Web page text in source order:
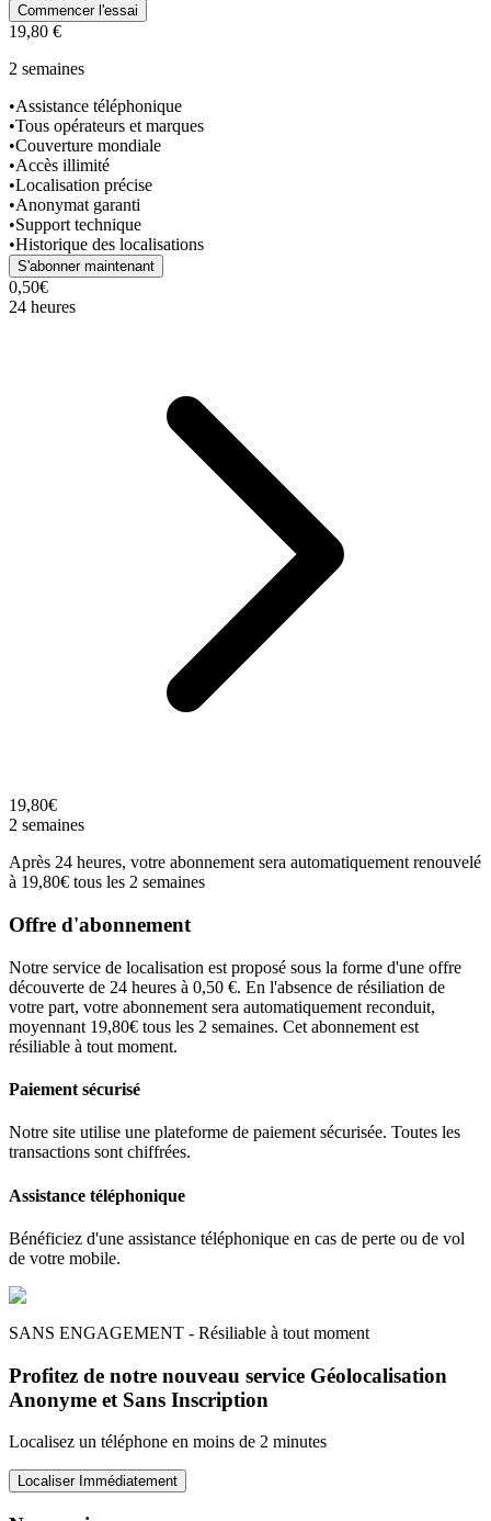
Commencer l'essai
19,80 €
2 semaines
•Assistance téléphonique
•Tous opérateurs et marques
•Couverture mondiale
•Accès illimité
•Localisation précise
•Anonymat garanti
•Support technique
•Historique des localisations
S'abonner maintenant
0,50€
24 heures
19,80€
2 semaines
Après 24 heures, votre abonnement sera automatiquement renouvelé
à 19,80€ tous les 2 semaines
Offre d'abonnement
Notre service de localisation est proposé sous la forme d'une offre
découverte de 24 heures à 0,50 €. En l'absence de résiliation de
votre part, votre abonnement sera automatiquement reconduit,
moyennant 19,80€ tous les 2 semaines. Cet abonnement est
résiliable à tout moment.
Paiement sécurisé
Notre site utilise une plateforme de paiement sécurisée. Toutes les
transactions sont chiffrées.
Assistance téléphonique
Bénéficiez d'une assistance téléphonique en cas de perte ou de vol
de votre mobile.
SANS ENGAGEMENT - Résiliable à tout moment
Profitez de notre nouveau service Géolocalisation
Anonyme et Sans Inscription
Localisez un téléphone en moins de 2 minutes
Localiser Immédiatement